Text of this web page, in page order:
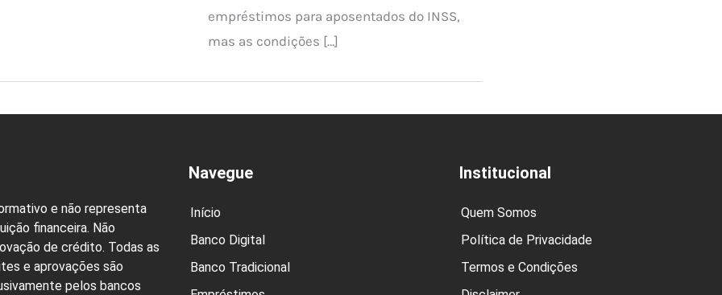
empréstimos para aposentados do INSS,
mas as condições […]
e não representa
financeira. Não
de crédito. Todas as
e aprovações são
pelos bancos
Navegue
Início
Banco Digital
Banco Tradicional
Institucional
Quem Somos
Política de Privacidade
Termos e Condições